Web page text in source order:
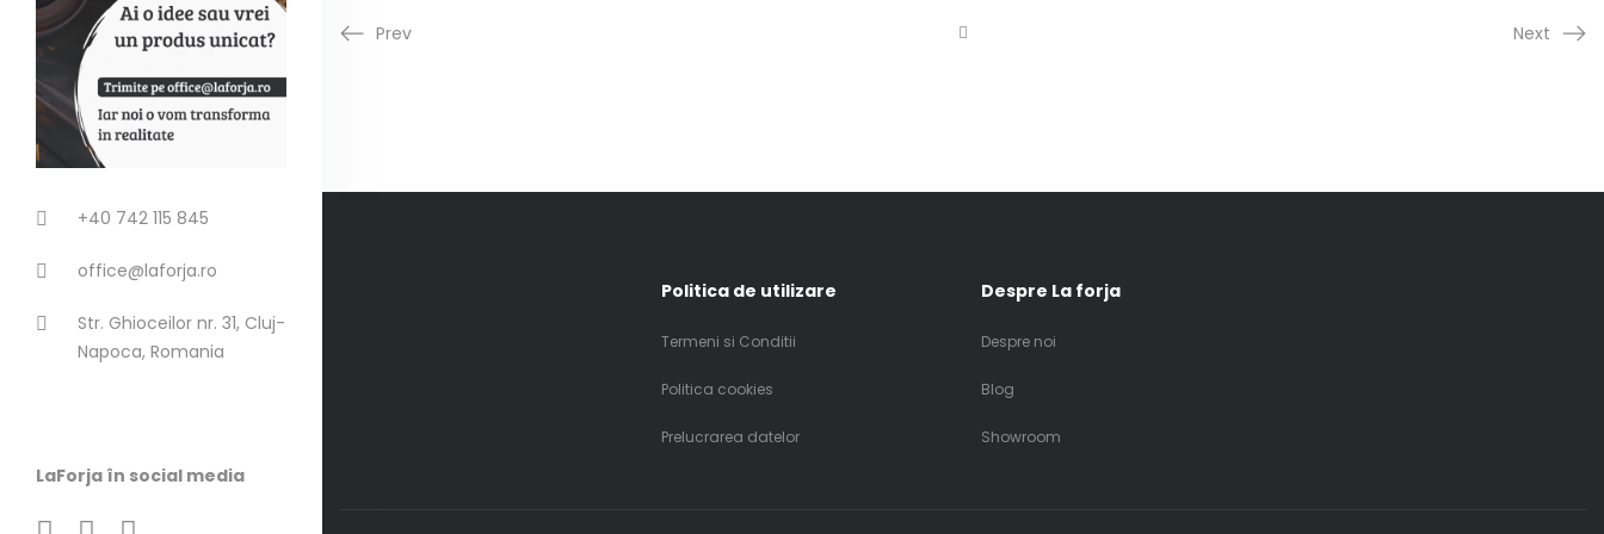
+40 742 115 845
office@laforja.ro
Str. Ghioceilor nr. 31, Cluj-
Napoca, Romania
LaForja în social media
Prev Next
Politica de utilizare
Termeni si Conditii
Politica cookies
Prelucrarea datelor
Despre La forja
Despre noi
Blog
Showroom